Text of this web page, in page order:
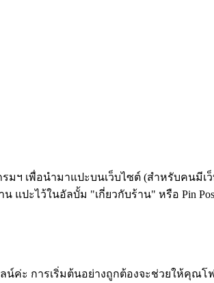
รมฯ เพื่อนำมาแปะบนเว็บไซต์ (สำหรับคนมีเ
แปะไว้ในอัลบั้ม "เกี่ยวกับร้าน" หรือ Pin
น์ค่ะ การเริ่มต้นอย่างถูกต้องจะช่วยให้คุณ